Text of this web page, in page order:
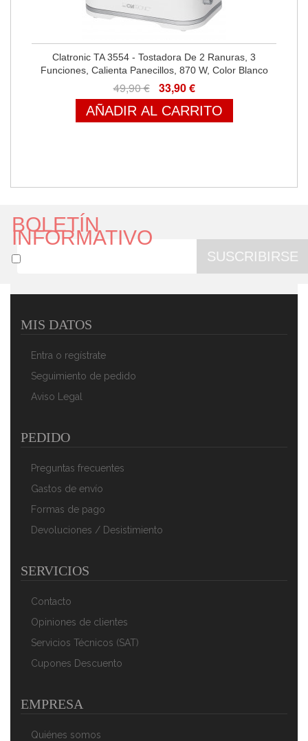
Clatronic TA 3554 - Tostadora De 2 Ranuras, 3
Funciones, Calienta Panecillos, 870 W, Color Blanco
49,90 € 33,90 €
AÑADIR AL CARRITO
Funciones, Calienta Panecillos, 850 W, Acero Inoxidable
AÑADIR AL CARRITO
BOLETÍN
INFORMATIVO
SUSCRIBIRSE
MIS DATOS
Entra o regístrate
Seguimiento de pedido
Aviso Legal
PEDIDO
Preguntas frecuentes
Gastos de envío
Formas de pago
Devoluciones / Desistimiento
SERVICIOS
Contacto
Opiniones de clientes
Servicios Técnicos (SAT)
Cupones Descuento
EMPRESA
Quiénes somos